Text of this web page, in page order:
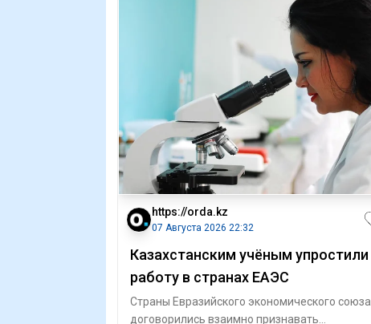
https://orda.kz
07 Августа 2026 22:32
Казахстанским учёным упростили
работу в странах ЕАЭС
Страны Евразийского экономического союза
договорились взаимно признавать